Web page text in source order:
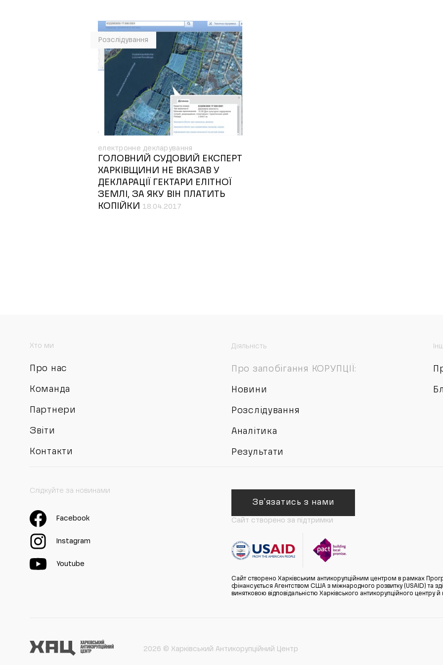
Розслідування
електронне декларування
ГОЛОВНИЙ СУДОВИЙ ЕКСПЕРТ
ХАРКІВЩИНИ НЕ ВКАЗАВ У
ДЕКЛАРАЦІЇ ГЕКТАРИ ЕЛІТНОЇ
ЗЕМЛІ, ЗА ЯКУ ВІН ПЛАТИТЬ
КОПІЙКИ
18.04.2017
Хто ми
Про нас
Команда
Партнери
Звіти
Контакти
Діяльність
Про запобігання КОРУПЦІЇ:
Новини
Розслідування
Аналітика
Результати
Слідкуйте за новинами
Facebook
Instagram
Youtube
Зв'язатись з нами
Сайт створено за підтримки
Сайт створено Харківським антикорупційним центром в рамках
фінансується Агентством США з міжнародного розвитку (USAID) та
винятковою відповідальністю Харківського антикорупційного
2026 © Харківський Антикорупційний Центр